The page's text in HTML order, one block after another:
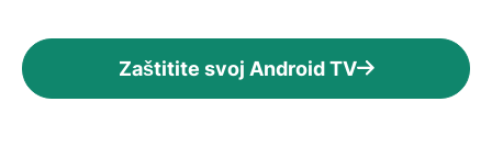
Zaštitite svoj Android TV